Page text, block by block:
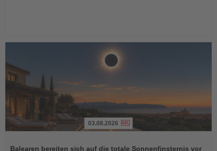
03.08.2026
Balearen bereiten sich auf die totale Sonnenfinsternis vor